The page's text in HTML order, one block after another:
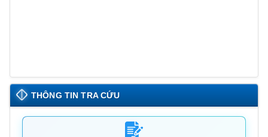
THÔNG TIN TRA CỨU